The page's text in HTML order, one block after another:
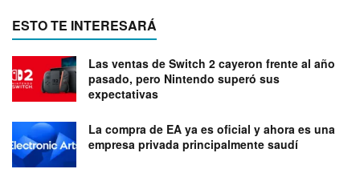
ESTO TE INTERESARÁ
Las ventas de Switch 2 cayeron frente al año
pasado, pero Nintendo superó sus
expectativas
La compra de EA ya es oficial y ahora es una
empresa privada principalmente saudí